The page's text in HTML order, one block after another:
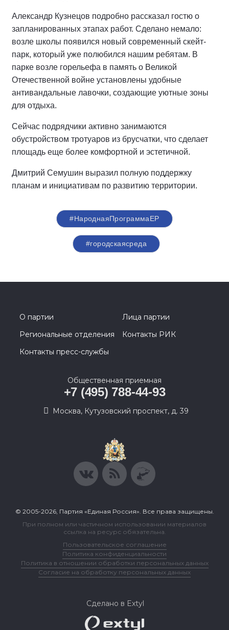
Александр Кузнецов подробно рассказал гостю о
запланированных этапах работ. Сделано немало:
возле школы появился новый современный скейт-
парк, который уже полюбился нашим ребятам. В
парке возле горельефа в память о Великой
Отечественной войне установлены удобные
антивандальные лавочки, создающие уютные зоны
для отдыха.
Сейчас подрядчики активно занимаются
обустройством тротуаров из брусчатки, что сделает
площадь еще более комфортной и эстетичной.
Дмитрий Семушин выразил полную поддержку
планам и инициативам по развитию территории.
#НароднаяПрограммаЕР
#городскаясреда
О партии
Лица партии
Региональные отделения
Контакты РИК
Контакты пресс-службы
Общественная приемная
+7 (495) 788-44-93
Москва, Кутузовский проспект, д. 39
© 2005-2026, Партия «Единая Россия». Все права защищены.
При полном или частичном использовании материалов
ссылка на ресурс обязательна.
Пользовательское соглашение
Политика конфиденциальности
Политика в отношении обработки персональных данных
Согласие на обработку персональных данных
Сделано в Extyl